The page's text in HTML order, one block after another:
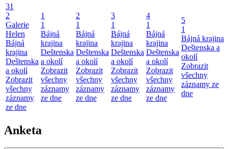
31
2
Galerie
Helen
Bájná
krajina
Deštenska
a okolí
Zobrazit
všechny
záznamy
ze dne
1
1
Bájná
krajina
Deštenska
a okolí
Zobrazit
všechny
záznamy
ze dne
2
1
Bájná
krajina
Deštenska
a okolí
Zobrazit
všechny
záznamy
ze dne
3
1
Bájná
krajina
Deštenska
a okolí
Zobrazit
všechny
záznamy
ze dne
4
1
Bájná
krajina
Deštenska
a okolí
Zobrazit
všechny
záznamy
ze dne
5
1
Bájná krajina
Deštenska a
okolí
Zobrazit
všechny
záznamy ze
dne
Anketa